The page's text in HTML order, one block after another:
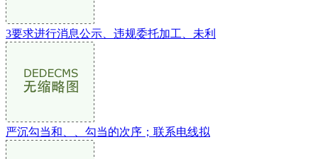
3要求进行消息公示、违规委托加工、未利
严沉勾当和、、勾当的次序；联系电线拟